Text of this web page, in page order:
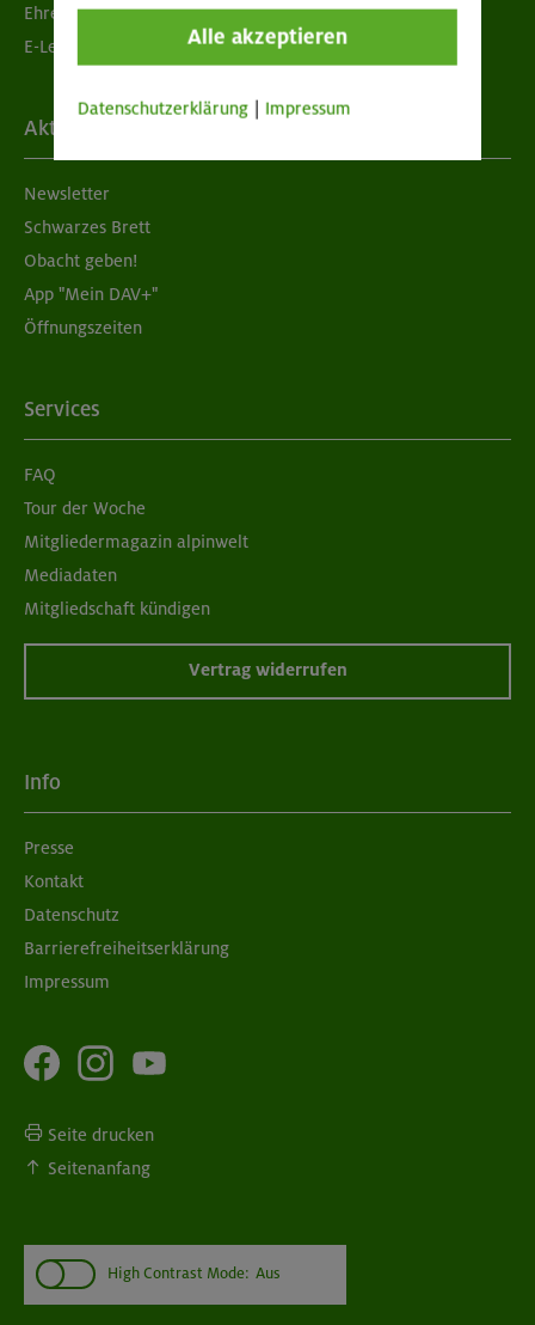
Ehrenamtsbörse
E-Learning
Aktuelles
Newsletter
Schwarzes Brett
Obacht geben!
App "Mein DAV+"
Öffnungszeiten
Services
FAQ
Tour der Woche
Mitgliedermagazin alpinwelt
Mediadaten
Mitgliedschaft kündigen
Vertrag widerrufen
Info
Presse
Kontakt
Datenschutz
Barrierefreiheitserklärung
Impressum
Seite drucken
Seitenanfang
High Contrast Mode: Aus
Alle akzeptieren
Datenschutzerklärung Impressum